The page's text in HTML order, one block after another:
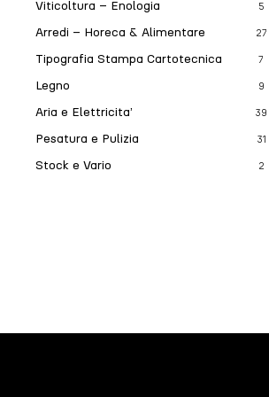
Viticoltura – Enologia 5
Arredi – Horeca & Alimentare 27
Tipografia Stampa Cartotecnica 7
Legno 9
Aria e Elettricita’ 39
Pesatura e Pulizia 31
Stock e Vario 2